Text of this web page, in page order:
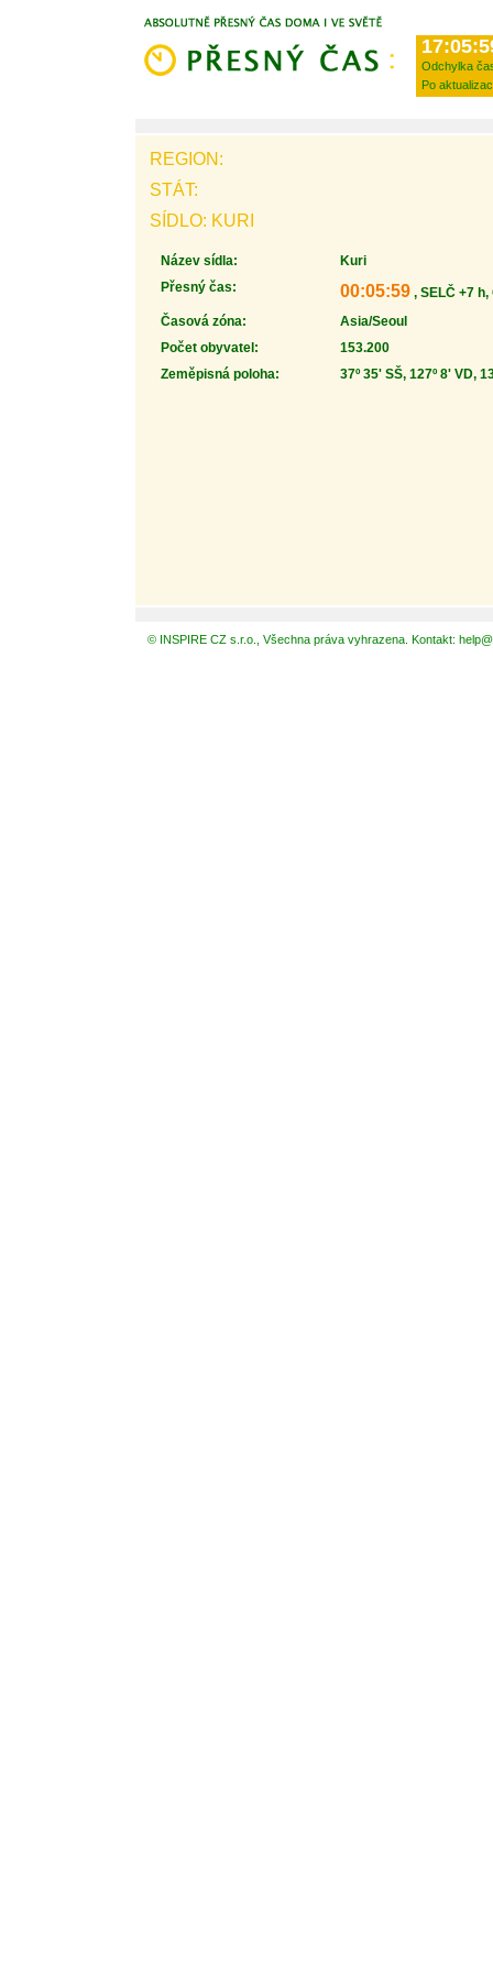
Odchylka
Po
REGION:
STÁT:
SÍDLO: KURI
Název sídla:
Kuri
Přesný čas:
00:05:59 , SELČ +7 h,
Časová zóna:
Asia/Seoul
Počet obyvatel:
153.200
Zeměpisná poloha:
37º 35' SŠ, 127º 8' VD,
© INSPIRE CZ s.r.o., Všechna práva vyhrazena. Kontakt: